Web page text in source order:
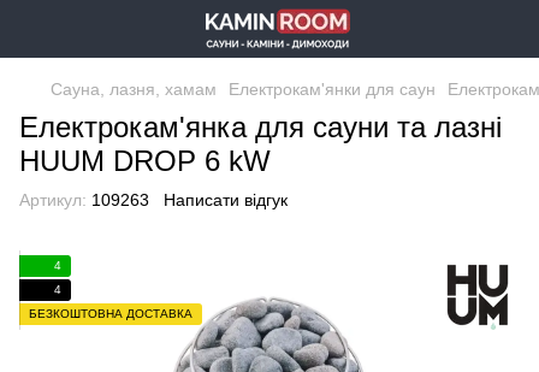
Сауна, лазня, хамам Електрокам'янки для саун
Електрокам'янка для сауни та лазні
HUUM DROP 6 kW
Артикул: 109263 Написати відгук
4
4
БЕЗКОШТОВНА ДОСТАВКА